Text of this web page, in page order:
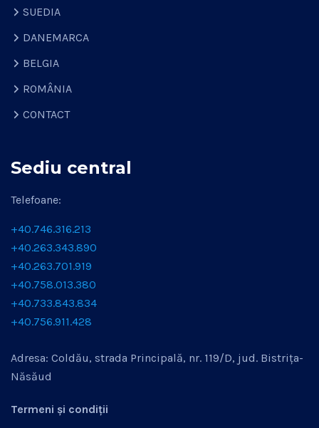
SUEDIA
DANEMARCA
BELGIA
ROMÂNIA
CONTACT
Sediu central
Telefoane:
+40.746.316.213
+40.263.343.890
+40.263.701.919
+40.758.013.380
+40.733.843.834
+40.756.911.428
Adresa: Coldău, strada Principală, nr. 119/D, jud. Bistrița-
Năsăud
Termeni și condiții